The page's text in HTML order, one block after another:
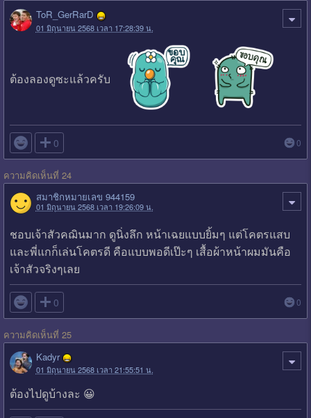
ToR_GerRarD
01 มิถุนายน 2568 เวลา 17:28:39 น.
ต้องลองดูซะแล้วครับ
 0 0
ความคิดเห็นที่ 24
สมาชิกหมายเลข 944159
01 มิถุนายน 2568 เวลา 19:26:09 น.
ชอบเจ้าสัวคฌินมาก ดูนิ่งลึก หน้าเฉยแบบยิ้มๆ แต่โคตรแสบ
และพี่แกก็เล่นโคตรดี คือแบบพอดีเป๊ะๆ เสื้อผ้าหน้าผมมันคือ
เจ้าสัวจริงๆเลย
 0 0
ความคิดเห็นที่ 25
Kadyr
01 มิถุนายน 2568 เวลา 21:55:51 น.
ต้องไปดูบ้างละ 😀